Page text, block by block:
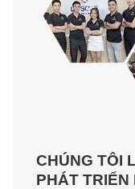
CHÚNG TÔI
PHÁT TRIỂN